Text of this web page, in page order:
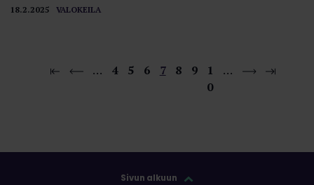
18.2.2025 VALOKEILA
… 4 5 6 7 8 9
1
0
…
Sivun alkuun